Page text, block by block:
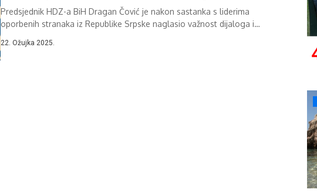
Predsjednik HDZ-a BiH Dragan Čović je nakon sastanka s liderima
oporbenih stranaka iz Republike Srpske naglasio važnost dijaloga i
22. Ožujka 2025.